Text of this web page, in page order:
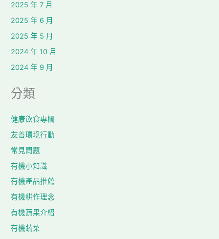
2025 年 7 月
2025 年 6 月
2025 年 5 月
2024 年 10 月
2024 年 9 月
分類
健康飲食專欄
友善環境行動
常見問題
有機小知識
有機產品推薦
有機耕作理念
有機蔬果介紹
有機蔬菜